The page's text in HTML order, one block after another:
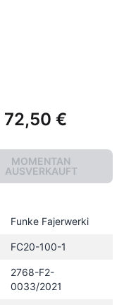
72,50 €
MOMENTAN
AUSVERKAUFT
Funke Fajerwerki
FC20-100-1
2768-F2-
0033/2021